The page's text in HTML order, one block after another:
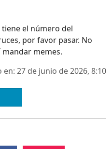
el número del
por favor pasar. No
memes.
en: 27 de junio de 2026, 8:10